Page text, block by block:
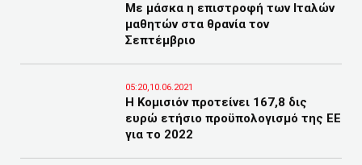
Με μάσκα η επιστροφή των Ιταλών
μαθητών στα θρανία τον
Σεπτέμβριο
05:20,10.06.2021
Η Κομισιόν προτείνει 167,8 δις
ευρώ ετήσιο προϋπολογισμό της ΕΕ
για το 2022